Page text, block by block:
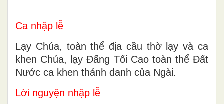
Ca nhập lễ
Lạy Chúa, toàn thể địa cầu thờ lạy và ca
khen Chúa, lạy Đấng Tối Cao toàn thể Đất
Nước ca khen thánh danh của Ngài.
Lời nguyện nhập lễ